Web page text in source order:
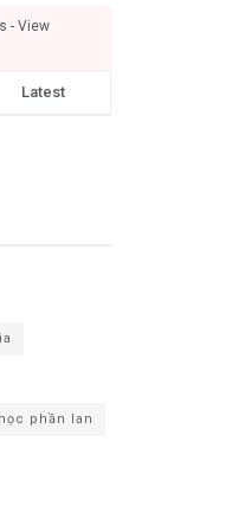
- View
Latest
phần lan